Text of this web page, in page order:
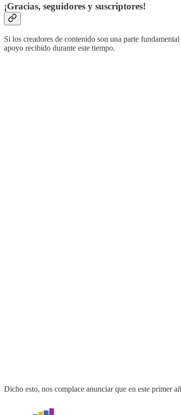
¡Gracias, seguidores y suscriptores!
Si los creadores de contenido son una parte
apoyo recibido durante este tiempo.
Dicho esto, nos complace anunciar que en este primer